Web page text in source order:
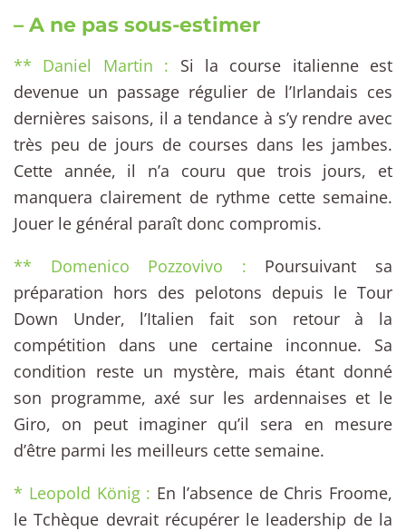
– A ne pas sous-estimer
** Daniel Martin : Si la course italienne est
devenue un passage régulier de l’Irlandais ces
dernières saisons, il a tendance à s’y rendre avec
très peu de jours de courses dans les jambes.
Cette année, il n’a couru que trois jours, et
manquera clairement de rythme cette semaine.
Jouer le général paraît donc compromis.
** Domenico Pozzovivo : Poursuivant sa
préparation hors des pelotons depuis le Tour
Down Under, l’Italien fait son retour à la
compétition dans une certaine inconnue. Sa
condition reste un mystère, mais étant donné
son programme, axé sur les ardennaises et le
Giro, on peut imaginer qu’il sera en mesure
d’être parmi les meilleurs cette semaine.
* Leopold König : En l’absence de Chris Froome,
le Tchèque devrait récupérer le leadership de la